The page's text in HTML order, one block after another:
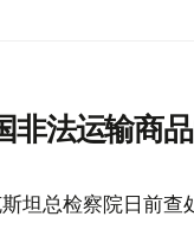
非法运输商
坦总检察院日前查